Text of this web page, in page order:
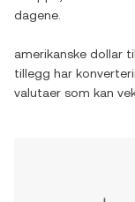
dagene.
amerikanske dollar til
tillegg har
valutaer som kan